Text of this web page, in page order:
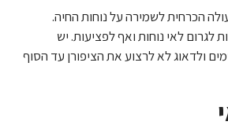
הכרחית לשמירה על נוחות החיה.
לגרום לאי נוחות ואף לפציעות. יש
ולדאוג לא לרצוע את הציפורן עד הסוף